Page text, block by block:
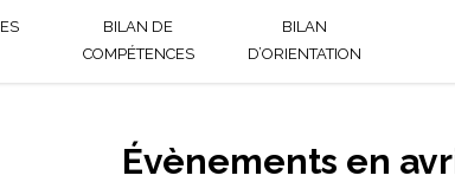
BILAN DE
COMPÉTENCES
BILAN
D’ORIENTATION
Évènements en